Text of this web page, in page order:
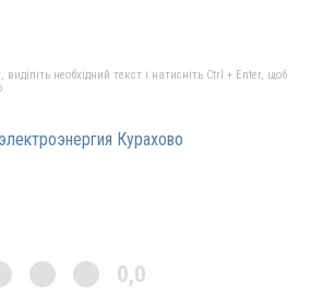
необхідний текст і натисніть Ctrl + Enter, щоб
Курахово
0,0